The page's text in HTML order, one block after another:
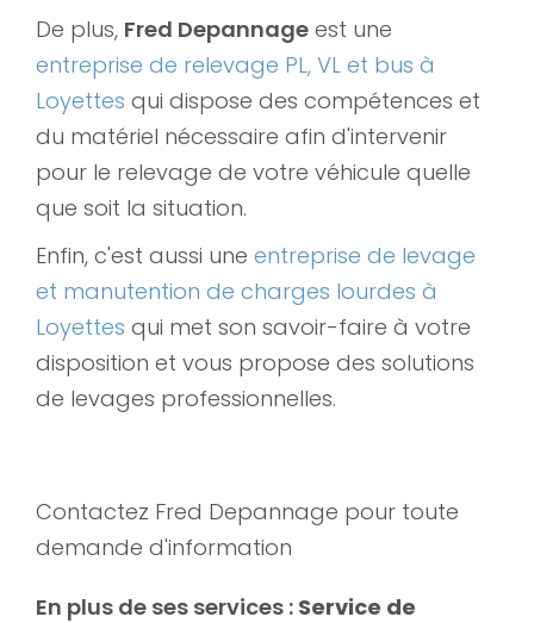
De plus, Fred Depannage est une
entreprise de relevage PL, VL et bus à
Loyettes qui dispose des compétences et
du matériel nécessaire afin d'intervenir
pour le relevage de votre véhicule quelle
que soit la situation.
Enfin, c'est aussi une entreprise de levage
et manutention de charges lourdes à
Loyettes qui met son savoir-faire à votre
disposition et vous propose des solutions
de levages professionnelles.
Contactez Fred Depannage pour toute
demande d'information
En plus de ses services : Service de